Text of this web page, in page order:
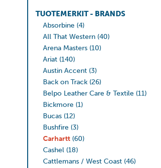
TUOTEMERKIT - BRANDS
Absorbine (4)
All That Western (40)
Arena Masters (10)
Ariat (140)
Austin Accent (3)
Back on Track (26)
Belpo Leather Care & Textile (11)
Bickmore (1)
Bucas (12)
Bushfire (3)
Carhartt (60)
Cashel (18)
Cattlemans / West Coast (46)